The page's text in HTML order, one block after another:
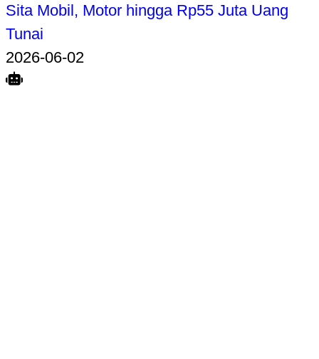
Sita Mobil, Motor hingga Rp55 Juta Uang
Tunai
2026-06-02